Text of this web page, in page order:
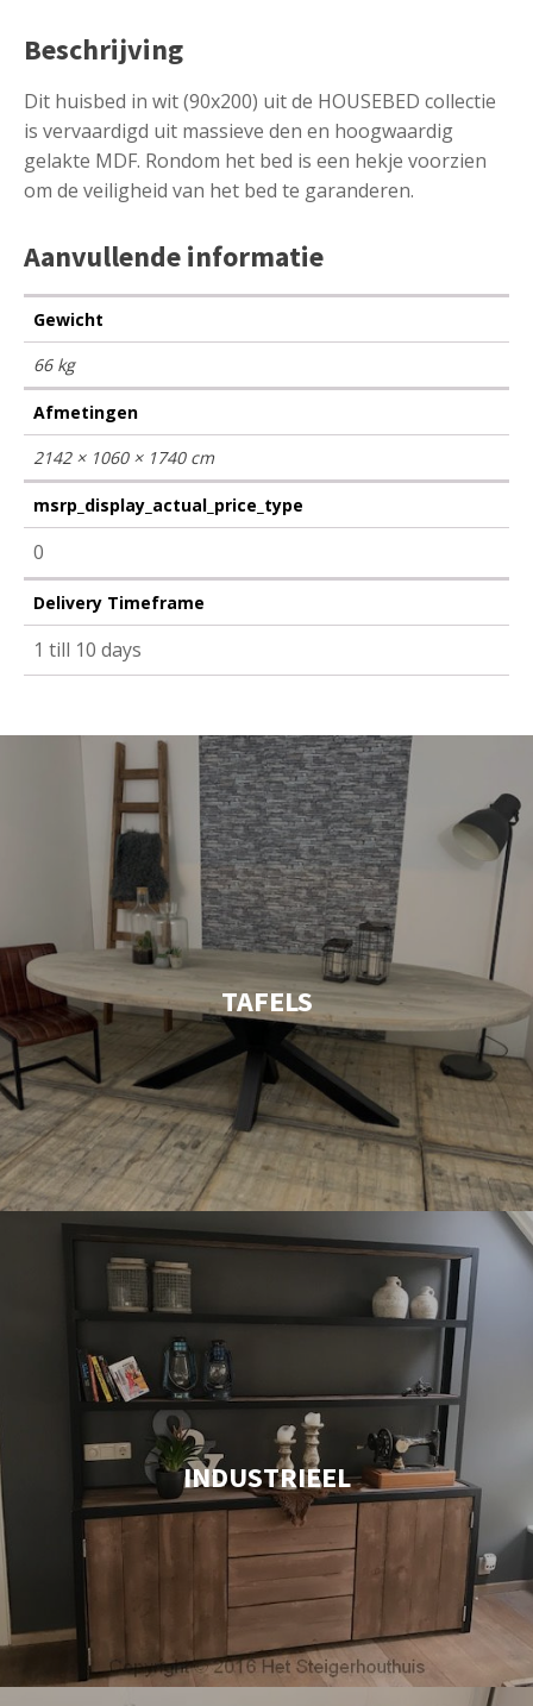
Beschrijving
Dit huisbed in wit (90x200) uit de HOUSEBED collectie
is vervaardigd uit massieve den en hoogwaardig
gelakte MDF. Rondom het bed is een hekje voorzien
om de veiligheid van het bed te garanderen.
Aanvullende informatie
Gewicht
66 kg
Afmetingen
2142 × 1060 × 1740 cm
msrp_display_actual_price_type
0
Delivery Timeframe
1 till 10 days
TAFELS
INDUSTRIEEL